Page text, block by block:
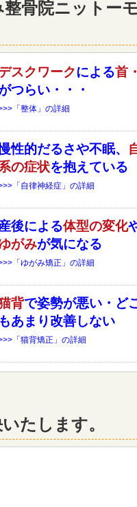
骨院ニットー
スクワークによる首
つらい・・・
「整体」の詳細
性的だるさや不眠、
の症状を抱えている
「自律神経症」の詳細
後による体型の変化
がみが気になる
「ゆがみ矯正」の詳細
背で姿勢が悪い・ど
もあまり改善しない
「猫背矯正」の詳細
たします。